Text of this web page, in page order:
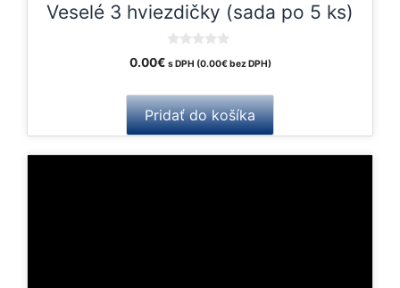
Veselé 3 hviezdičky (sada po 5 ks)
o
o
f
5
0.00€ s DPH (0.00€bez DPH)
Pridať do košíka